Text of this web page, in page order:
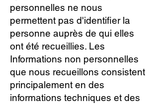
personnelles ne nous
permettent pas d'identifier la
personne auprès de qui elles
ont été recueillies. Les
Informations non personnelles
que nous recueillons consistent
principalement en des
informations techniques et des